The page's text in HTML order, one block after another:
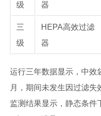
级
器
三
级
HEPA高效过滤
器
运行三年数据显示，中效
月，期间未发生因过滤失
监测结果显示，静态条件